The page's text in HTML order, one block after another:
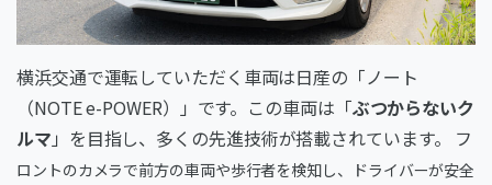
横浜交通で運転していただく車両は日産の「ノート
（NOTE e-POWER）」です。この車両は「ぶつからないク
ルマ 」を目指し、多くの先進技術が搭載されています。 フ
ロン トのカメラで前方の車両や歩行者を検知し、ドライバーが安全